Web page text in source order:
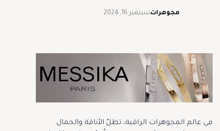
مجوهراتسبتمبر 16, 2024
في عالم المجوهرات الراقية، تظلّ الأناقة والجمال